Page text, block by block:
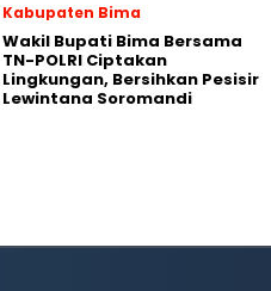
Kabupaten Bima
Wakil Bupati Bima Bersama
TN-POLRI Ciptakan
Lingkungan, Bersihkan Pesisir
Lewintana Soromandi